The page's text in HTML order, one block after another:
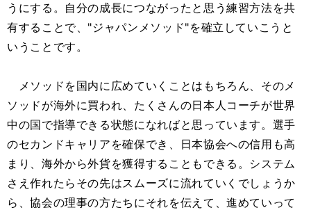
うにする。自分の成長につながったと思う練習方法を共
有することで、"ジャパンメソッド"を確立していこうと
いうことです。
メソッドを国内に広めていくことはもちろん、そのメ
ソッドが海外に買われ、たくさんの日本人コーチが世界
中の国で指導できる状態になればと思っています。選手
のセカンドキャリアを確保でき、日本協会への信用も高
まり、海外から外貨を獲得することもできる。システム
さえ作れたらその先はスムーズに流れていくでしょうか
ら、協会の理事の方たちにそれを伝えて、進めていって